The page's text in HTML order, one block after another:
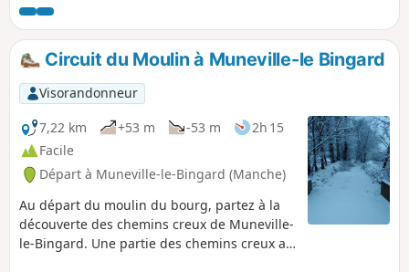
selon les saisons. Tantôt bocage, tantôt lande, découvrez
cet espace délimité par des haies qui abritent de superbes
essences d'arbres, de nombreuses espèces végétales et
animales.
Circuit du Moulin à Muneville-le Bingard
Visorandonneur
7,22 km
+53 m -53 m
2h 15
Facile
Départ à Muneville-le-Bingard (Manche)
Au départ du moulin du bourg, partez à la
découverte des chemins creux de Muneville-
le-Bingard. Une partie des chemins creux a